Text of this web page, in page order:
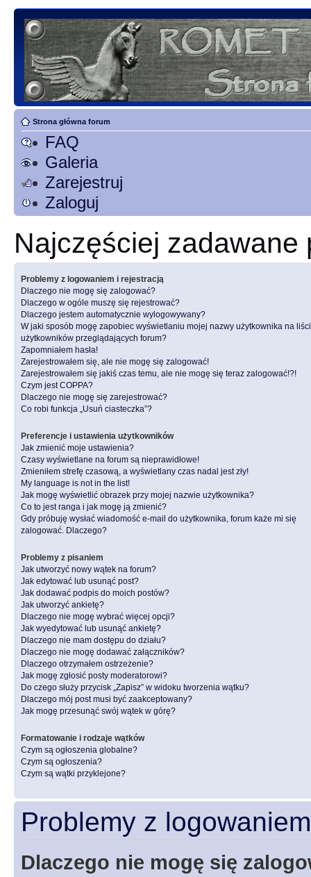
Strona główna forum
FAQ
Galeria
Zarejestruj
Zaloguj
Najczęściej zadawane
Problemy z logowaniem i rejestracją
Dlaczego nie mogę się zalogować?
Dlaczego w ogóle muszę się rejestrować?
Dlaczego jestem automatycznie wylogowywany?
W jaki sposób mogę zapobiec wyświetlaniu mojej nazwy użytkownika na
użytkowników przeglądających forum?
Zapomniałem hasła!
Zarejestrowałem się, ale nie mogę się zalogować!
Zarejestrowałem się jakiś czas temu, ale nie mogę się teraz zalogować!?!
Czym jest COPPA?
Dlaczego nie mogę się zarejestrować?
Co robi funkcja „Usuń ciasteczka”?
Preferencje i ustawienia użytkowników
Jak zmienić moje ustawienia?
Czasy wyświetlane na forum są nieprawidłowe!
Zmieniłem strefę czasową, a wyświetlany czas nadal jest zły!
My language is not in the list!
Jak mogę wyświetlić obrazek przy mojej nazwie użytkownika?
Co to jest ranga i jak mogę ją zmienić?
Gdy próbuję wysłać wiadomość e-mail do użytkownika, forum każe mi się
zalogować. Dlaczego?
Problemy z pisaniem
Jak utworzyć nowy wątek na forum?
Jak edytować lub usunąć post?
Jak dodawać podpis do moich postów?
Jak utworzyć ankietę?
Dlaczego nie mogę wybrać więcej opcji?
Jak wyedytować lub usunąć ankietę?
Dlaczego nie mam dostępu do działu?
Dlaczego nie mogę dodawać załączników?
Dlaczego otrzymałem ostrzeżenie?
Jak mogę zgłosić posty moderatorowi?
Do czego służy przycisk „Zapisz” w widoku tworzenia wątku?
Dlaczego mój post musi być zaakceptowany?
Jak mogę przesunąć swój wątek w górę?
Formatowanie i rodzaje wątków
Czym są ogłoszenia globalne?
Czym są ogłoszenia?
Czym są wątki przyklejone?
Problemy z
Dlaczego nie mogę się